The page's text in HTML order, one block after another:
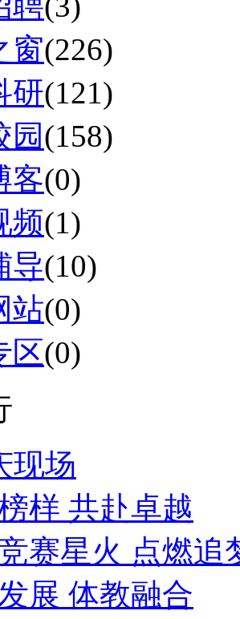
窗(226)
研(121)
园(158)
客(0)
频(1)
导(10)
站(0)
区(0)
现场
样 共赴卓越
赛星火 点燃追
展 体教融合